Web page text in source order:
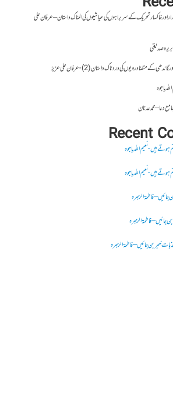
اور خاکسار تحریک کے سربراہوں کی عیاشیوں کی المناک داستان – عرفان علی
صدیقی
کے متضاد رویوں کی درد ناک داستان (2)- عرفان علی عزیز
باجوہ
دعا – محمد عدنان
Recent
ہیں- نعیم اللہ باجوہ
ہیں- نعیم اللہ باجوہ
– فاطمۃالزہرہ
– فاطمۃالزہرہ
خبر بن جائیں – فاطمۃالزہرہ